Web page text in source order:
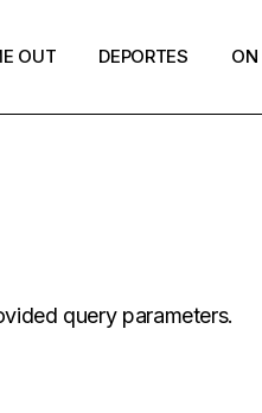
OUT DEPORTES ON
query parameters.